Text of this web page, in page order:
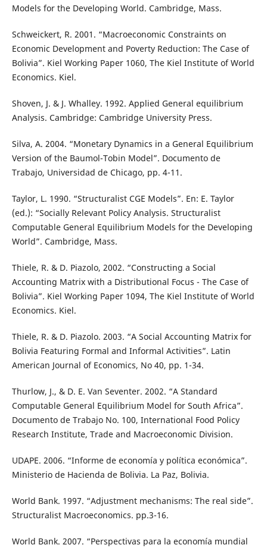
Models for the Developing World. Cambridge, Mass.
Schweickert, R. 2001. “Macroeconomic Constraints on
Economic Development and Poverty Reduction: The Case of
Bolivia”. Kiel Working Paper 1060, The Kiel Institute of World
Economics. Kiel.
Shoven, J. & J. Whalley. 1992. Applied General equilibrium
Analysis. Cambridge: Cambridge University Press.
Silva, A. 2004. “Monetary Dynamics in a General Equilibrium
Version of the Baumol-Tobin Model”. Documento de
Trabajo, Universidad de Chicago, pp. 4-11.
Taylor, L. 1990. “Structuralist CGE Models”. En: E. Taylor
(ed.): “Socially Relevant Policy Analysis. Structuralist
Computable General Equilibrium Models for the Developing
World”. Cambridge, Mass.
Thiele, R. & D. Piazolo, 2002. “Constructing a Social
Accounting Matrix with a Distributional Focus - The Case of
Bolivia”. Kiel Working Paper 1094, The Kiel Institute of World
Economics. Kiel.
Thiele, R. & D. Piazolo. 2003. “A Social Accounting Matrix for
Bolivia Featuring Formal and Informal Activities”. Latin
American Journal of Economics, No 40, pp. 1-34.
Thurlow, J., & D. E. Van Seventer. 2002. “A Standard
Computable General Equilibrium Model for South Africa”.
Documento de Trabajo No. 100, International Food Policy
Research Institute, Trade and Macroeconomic Division.
UDAPE. 2006. “Informe de economía y política económica”.
Ministerio de Hacienda de Bolivia. La Paz, Bolivia.
World Bank. 1997. “Adjustment mechanisms: The real side”.
Structuralist Macroeconomics. pp.3-16.
World Bank. 2007. “Perspectivas para la economía mundial